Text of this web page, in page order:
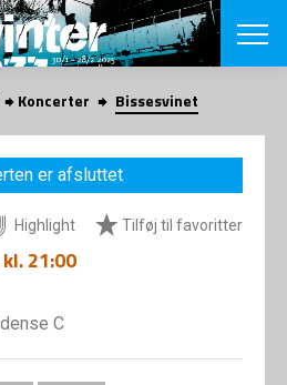
SØG
English
VÆLG
COPENHAGEN
Koncerter Bissesvinet
er afsluttet
Highlight Tilføj til favoritter
21:00
C